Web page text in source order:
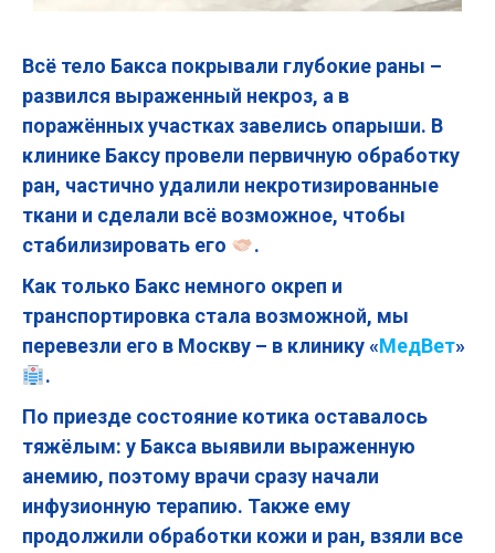
Всё тело Бакса покрывали глубокие раны –
развился выраженный некроз, а в
поражённых участках завелись опарыши. В
клинике Баксу провели первичную обработку
ран, частично удалили некротизированные
ткани и сделали всё возможное, чтобы
стабилизировать его
.
Как только Бакс немного окреп и
транспортировка стала возможной, мы
перевезли его в Москву – в клинику «МедВет»
.
По приезде состояние котика оставалось
тяжёлым: у Бакса выявили выраженную
анемию, поэтому врачи сразу начали
инфузионную терапию. Также ему
продолжили обработки кожи и ран, взяли все